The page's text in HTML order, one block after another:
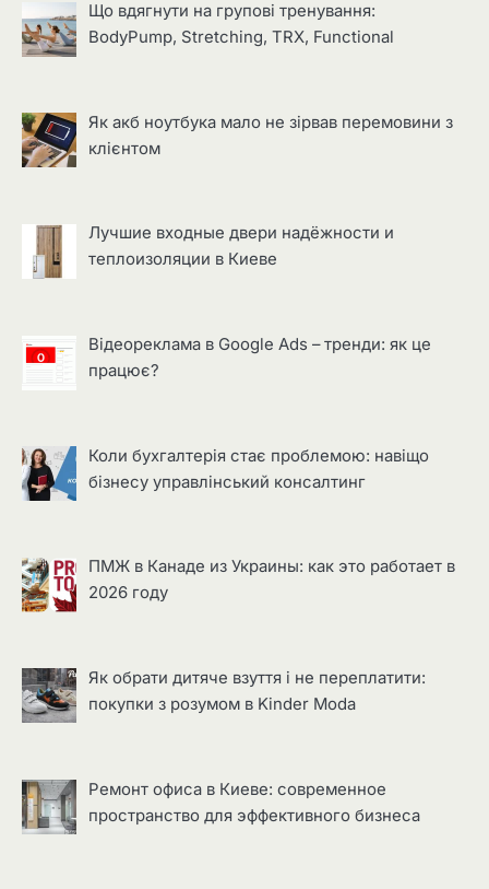
Що вдягнути на групові тренування:
BodyPump, Stretching, TRX, Functional
Як акб ноутбука мало не зірвав перемовини з
клієнтом
Лучшие входные двери надёжности и
теплоизоляции в Киеве
Відеореклама в Google Ads – тренди: як це
працює?
Коли бухгалтерія стає проблемою: навіщо
бізнесу управлінський консалтинг
ПМЖ в Канаде из Украины: как это работает в
2026 году
Як обрати дитяче взуття і не переплатити:
покупки з розумом в Kinder Moda
Ремонт офиса в Киеве: современное
пространство для эффективного бизнеса